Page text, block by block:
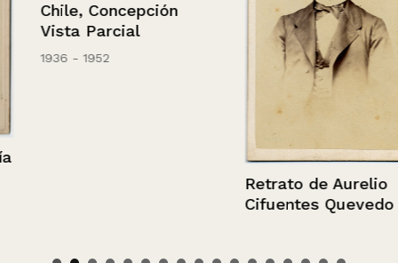
Chile, Concepción
Vista Parcial
1936 - 1952
Retrato de Aurelio
Cifuentes Quevedo